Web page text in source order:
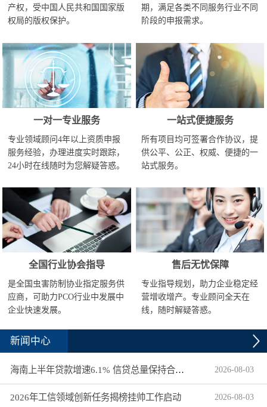
产权，受中国人民共和国国家版
权局的版权保护。
期，满足各类不同服务行业不同
阶段的申报需求。
一对一专业服务
专业领域顾问4年以上资质申报
服务经验，办理进度实时跟踪，
24小时在线随时为您解疑答惑。
一站式便捷服务
所有项目均可签署合作协议，提
供公平、公正、权威、便捷的一
站式服务。
全国行业协会指导
是全国虫害防制协业指定服务供
应商，可助力PCO行业中发展中
企业快速发展。
售后无忧保障
专业指导规划，助力企业稳定经
营增收增产。专业顾问全天在
线，随时解疑答惑。
新闻中心
海南上半年贷款增速6.1% 信贷总量保持合理平稳增长 2026-08-03
2026年工信领域创新任务揭榜挂帅工作启动 2026-08-03